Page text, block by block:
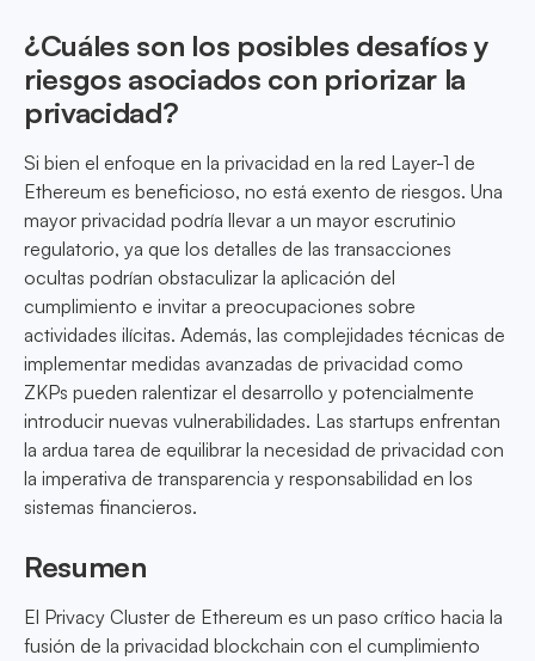
¿Cuáles son los posibles desafíos y
riesgos asociados con priorizar la
privacidad?
Si bien el enfoque en la privacidad en la red Layer-1 de
Ethereum es beneficioso, no está exento de riesgos. Una
mayor privacidad podría llevar a un mayor escrutinio
regulatorio, ya que los detalles de las transacciones
ocultas podrían obstaculizar la aplicación del
cumplimiento e invitar a preocupaciones sobre
actividades ilícitas. Además, las complejidades técnicas de
implementar medidas avanzadas de privacidad como
ZKPs pueden ralentizar el desarrollo y potencialmente
introducir nuevas vulnerabilidades. Las startups enfrentan
la ardua tarea de equilibrar la necesidad de privacidad con
la imperativa de transparencia y responsabilidad en los
sistemas financieros.
Resumen
El Privacy Cluster de Ethereum es un paso crítico hacia la
fusión de la privacidad blockchain con el cumplimiento